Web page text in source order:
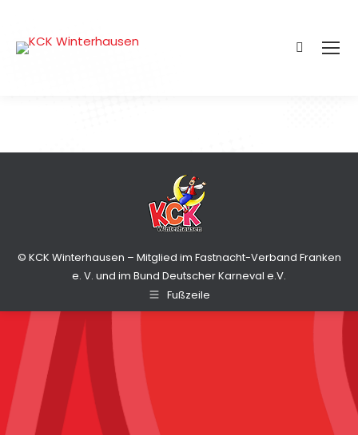
Search:
© KCK Winterhausen – Mitglied im Fastnacht-Verband Franken
e. V. und im Bund Deutscher Karneval e.V.
Fußzeile